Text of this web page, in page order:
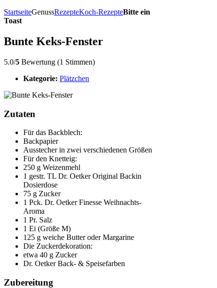
StartseiteGenussRezepteKoch-RezepteBitte ein
Toast
Bunte Keks-Fenster
5.0/5 Bewertung (1 Stimmen)
Kategorie: Plätzchen
Zutaten
Für das Backblech:
Backpapier
Ausstecher in zwei verschiedenen Größen
Für den Knetteig:
250 g Weizenmehl
1 gestr. TL Dr. Oetker Original Backin
Dosierdose
75 g Zucker
1 Pck. Dr. Oetker Finesse Weihnachts-
Aroma
1 Pr. Salz
1 Ei (Größe M)
125 g weiche Butter oder Margarine
Die Zuckerdekoration:
etwa 40 g Zucker
Dr. Oetker Back- & Speisefarben
Zubereitung